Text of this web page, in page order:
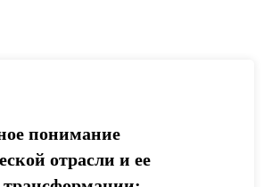
понимание
отрасли и ее